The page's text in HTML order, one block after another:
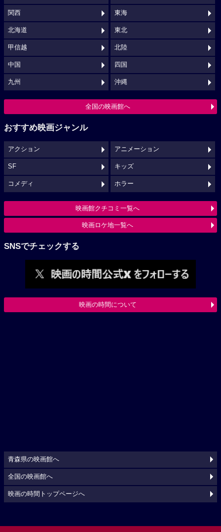
関西 東海
北海道 東北
甲信越 北陸
中国 四国
九州 沖縄
全国の映画館へ
おすすめ映画ジャンル
アクション アニメーション
SF キッズ
コメディ ホラー
映画館クチコミ一覧へ
映画ロケ地一覧へ
SNSでチェックする
映画の時間について
青森県の映画館へ
全国の映画館へ
映画の時間トップページへ